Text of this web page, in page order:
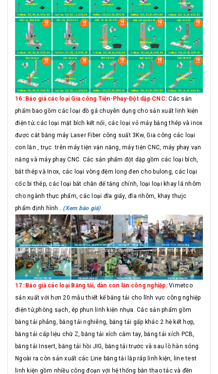
16::Báo giá các loại Gia công Tiện-Phay-Đột dập CNC: Các sản
phẩm bao gồm các loại đồ gá chuyên dụng cho sản xuất linh kiện
điện tử; các loại mặt bích kết nối, các loại vỏ máy bằng thép và inox
được cắt bằng máy Laser Fiber công suất 3Kw, Gia công các loại
con lăn , trục trên máy tiện vận năng, máy tiện CNC, máy phay vạn
năng và máy phay CNC. Các sản phẩm đột dập gồm các loại bích,
bát thép và Inox, các loại vòng đệm long đen cho bulong, các loại
cốc bi thép, các loại bát chân đế tăng chỉnh, loại loại khay lá nhôm
cho ngành thực phẩm, các loại đĩa giấy, đĩa nhôm, khay thưjc
phẩm định hình...(Xem báo giá)
17::Báo giá các loại Băng tải, dàn con lăn công nghiệp:Vimetco
sản xuất với hơn 20 mẫu thiết kế băng tải cho lĩnh vực công nghiệp
điện tử,phòng sạch, ép phun linh kiện nhựa. Các sản phẩm gồm
băng tải phẳng, băng tải nghiêng, băng tải gấp khác 2 hệ kết hợp,
băng tải cấp liệu chữ Z, băng tải xích cắm tay, băng tải xích PCB,
băng tải Insert, băng tải hồi JIG, băng tải trước và sau lò hàn sóng.
Ngoài ra còn sản xuất các Line băng tải lắp ráp linh kiện, line test
linh kiện gồm nhiều công đoạn với hệ thống bàn thao tác và đền